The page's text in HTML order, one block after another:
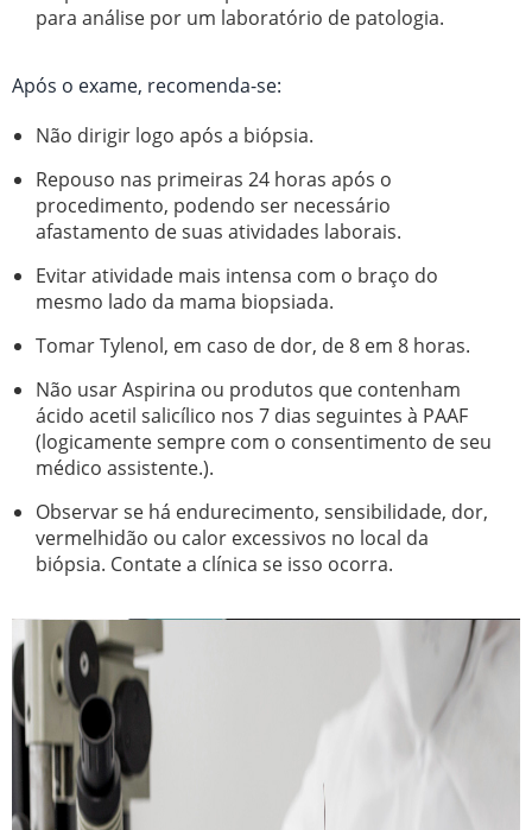
para análise por um laboratório de patologia.
Após o exame, recomenda-se:
Não dirigir logo após a biópsia.
Repouso nas primeiras 24 horas após o
procedimento, podendo ser necessário
afastamento de suas atividades laborais.
Evitar atividade mais intensa com o braço do
mesmo lado da mama biopsiada.
Tomar Tylenol, em caso de dor, de 8 em 8 horas.
Não usar Aspirina ou produtos que contenham
ácido acetil salicílico nos 7 dias seguintes à PAAF
(logicamente sempre com o consentimento de seu
médico assistente.).
Observar se há endurecimento, sensibilidade, dor,
vermelhidão ou calor excessivos no local da
biópsia. Contate a clínica se isso ocorra.